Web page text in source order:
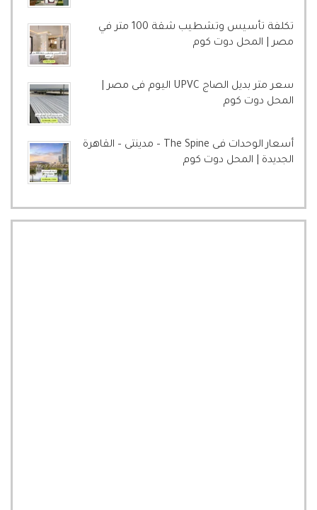
تكلفة تأسيس وتشطيب شقة 100 متر في
مصر | المحل دوت كوم
سعر متر بديل الصاج UPVC اليوم فى مصر |
المحل دوت كوم
أسعار الوحدات فى The Spine – مدينتى – القاهرة
الجديدة | المحل دوت كوم